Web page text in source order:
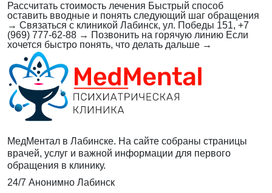
Рассчитать стоимость лечения Быстрый способ
оставить вводные и понять следующий шаг обращения
→ Связаться с клиникой Лабинск, ул. Победы 151, +7
(969) 777-62-88 → Позвонить на горячую линию Если
хочется быстро понять, что делать дальше →
МедМентал в Лабинске. На сайте собраны страницы
врачей, услуг и важной информации для первого
обращения в клинику.
24/7 Анонимно Лабинск